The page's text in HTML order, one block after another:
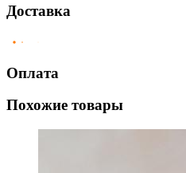
Доставка
Оплата
Похожие товары